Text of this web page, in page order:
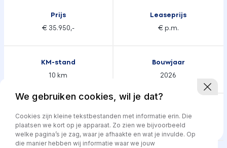
Prijs
€ 35.950,-
Leaseprijs
€ p.m.
KM-stand
10 km
Bouwjaar
2026
Automaat Hybride
We gebruiken cookies, wil je dat?
Cookies zijn kleine tekstbestanden met informatie erin. Die
plaatsen we kort op je apparaat. Zo zien we bijvoorbeeld
welke pagina’s je zag, waar je afhaakte en wat je invulde. Op
die manier hebben wij informatie waar we jouw